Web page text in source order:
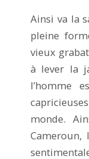
Ainsi va la
pleine
vieux
à lever la
l’homme
monde.
Cameroun,